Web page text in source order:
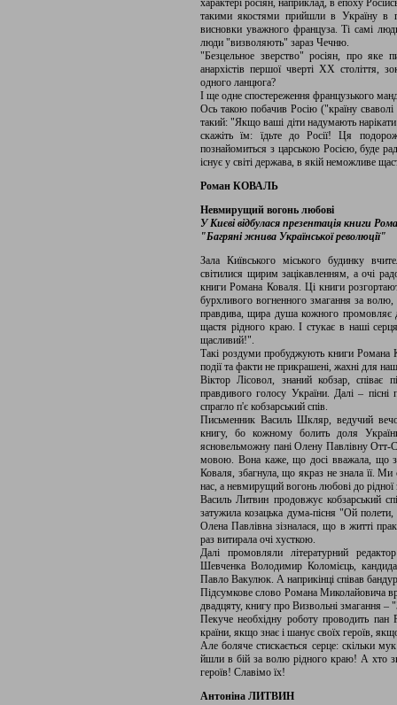
характері росіян, наприклад, в епоху
такими якостями прийшли в Україну в
висновки уважного француза. Ті самі
люди "визволяють" зараз Чечню.
"Безцельное зверство" росіян, про яке
анархістів першої чверті ХХ століття,
одного ланцюга?
І ще одне спостереження французького
Ось такою побачив Росію ("країну
такий: "Якщо ваші діти надумають
скажіть їм: їдьте до Росії! Ця
познайомиться з царською Росією, буде
існує у світі держава, в якій неможливе
Роман КОВАЛЬ
Невмирущий вогонь любові
У Києві відбулася презентація книги
"Багряні жнива Української революції"
Зала Київського міського будинку
світилися щирим зацікавленням, а очі
книги Романа Коваля. Ці книги
бурхливого вогненного змагання за волю,
правдива, щира душа кожного промовляє
щастя рідного краю. І стукає в наші
щасливий!".
Такі роздуми пробуджують книги Романа
події та факти не прикрашені, жахні для
Віктор Лісовол, знаний кобзар,
правдивого голосу України. Далі –
спрагло п'є кобзарський спів.
Письменник Василь Шкляр, ведучий
книгу, бо кожному болить доля
ясновельможну пані Олену Павлівну Отт-
мовою. Вона каже, що досі вважала, що
Коваля, збагнула, що якраз не знала її.
нас, а невмирущий вогонь любові до рідної
Василь Литвин продовжує кобзарський
затужила козацька дума-пісня "Ой
Олена Павлівна зізналася, що в житті
раз витирала очі хусткою.
Далі промовляли літературний
Шевченка Володимир Коломієць,
Павло Вакулюк. А наприкінці співав
Підсумкове слово Романа Миколайовича
двадцяту, книгу про Визвольні змагання –
Пекуче необхідну роботу проводить пан
країни, якщо знає і шанує своїх героїв,
Але боляче стискається серце: скільки
йшли в бій за волю рідного краю! А хто
героїв! Славімо їх!
Антоніна ЛИТВИН